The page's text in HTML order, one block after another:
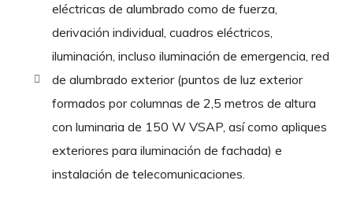
eléctricas de alumbrado como de fuerza,
derivación individual, cuadros eléctricos,
iluminación, incluso iluminación de emergencia, red
de alumbrado exterior (puntos de luz exterior
formados por columnas de 2,5 metros de altura
con luminaria de 150 W VSAP, así como apliques
exteriores para iluminación de fachada) e
instalación de telecomunicaciones.